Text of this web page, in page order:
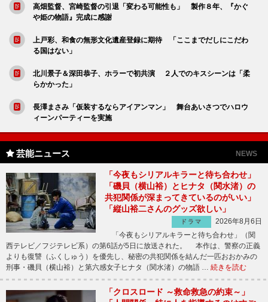
高畑監督、宮崎監督の引退「変わる可能性も」 製作８年、『かぐ
や姫の物語』完成に感謝
上戸彩、和食の無形文化遺産登録に期待 「ここまでだしにこだわ
る国はない」
北川景子＆深田恭子、ホラーで初共演 ２人でのキスシーンは「柔
らかかった」
長澤まさみ「仮装するならアイアンマン」 舞台あいさつでハロウ
ィーンパーティーを実施
芸能ニュース NEWS
「今夜もシリアルキラーと待ち合わせ」
「磯貝（横山裕）とヒナタ（関水渚）の
共犯関係が深まってきているのがいい」
「縦山裕二さんのグッズ欲しい」
ドラマ
2026年8月6日
「今夜もシリアルキラーと待ち合わせ」（関
西テレビ／フジテレビ系）の第6話が5日に放送された。 本作は、警察の正義
よりも復讐（ふくしゅう）を優先し、秘密の共犯関係を結んだ一匹おおかみの
刑事・磯貝（横山裕）と第六感女子ヒナタ（関水渚）の物語 … 続きを読む
「クロスロード ～救命救急の約束～」